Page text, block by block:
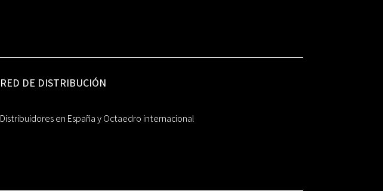
RED DE DISTRIBUCIÓN
Distribuidores en España y Octaedro internacional